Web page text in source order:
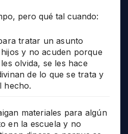
pero qué tal cuando:
tratar un asunto
y no acuden porque
olvida, se les hace
de lo que se trata y
hecho.
materiales para algún
en la escuela y no